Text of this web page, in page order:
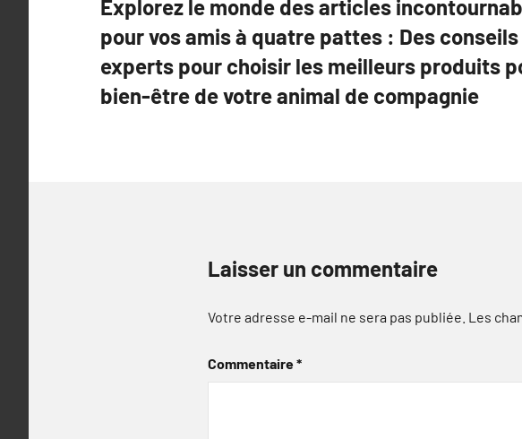
de
l’article
Explorez le monde des articles
pour vos amis à quatre pattes : Des conseils
experts pour choisir les meilleurs produits
bien-être de votre animal de compagnie
Laisser un commentaire
Votre adresse e-mail ne sera pas publiée. Les
Commentaire*